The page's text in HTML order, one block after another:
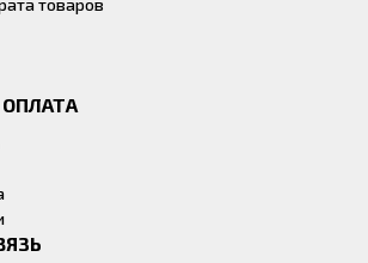
товаров